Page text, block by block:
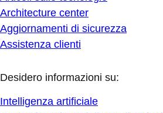
Architecture center
Aggiornamenti di sicurezza
Assistenza clienti
Desidero informazioni su:
Intelligenza artificiale